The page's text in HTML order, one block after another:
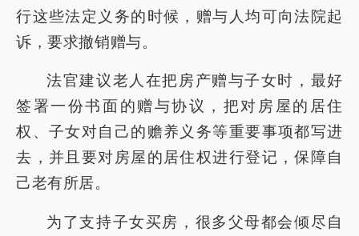
行这些法定义务的时候，赠与人均可向法院起
诉，要求撤销赠与。
法官建议老人在把房产赠与子女时，最好
签署一份书面的赠与协议，把对房屋的居住
权、子女对自己的赡养义务等重要事项都写进
去，并且要对房屋的居住权进行登记，保障自
己老有所居。
为了支持子女买房，很多父母都会倾尽自